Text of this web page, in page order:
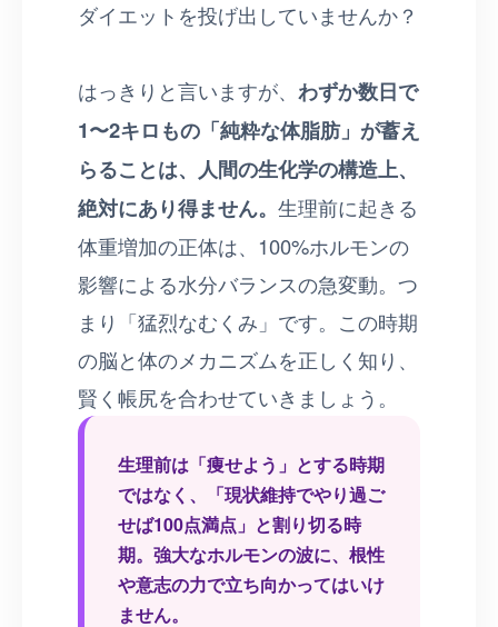
ダイエットを投げ出していませんか？
はっきりと言いますが、 わずか数日で
1〜2キロもの「純粋な体脂肪」が蓄え
らることは、人間の生化学の構造上、
絶対にあり得ません。 生理前に起きる
体重増加の正体は、100%ホルモンの
影響による水分バランスの急変動。つ
まり「猛烈なむくみ」です。この時期
の脳と体のメカニズムを正しく知り、
賢く帳尻を合わせていきましょう。
生理前は「痩せよう」とする時期
ではなく、「現状維持でやり過ご
せば100点満点」と割り切る時
期。強大なホルモンの波に、根性
や意志の力で立ち向かってはいけ
ません。